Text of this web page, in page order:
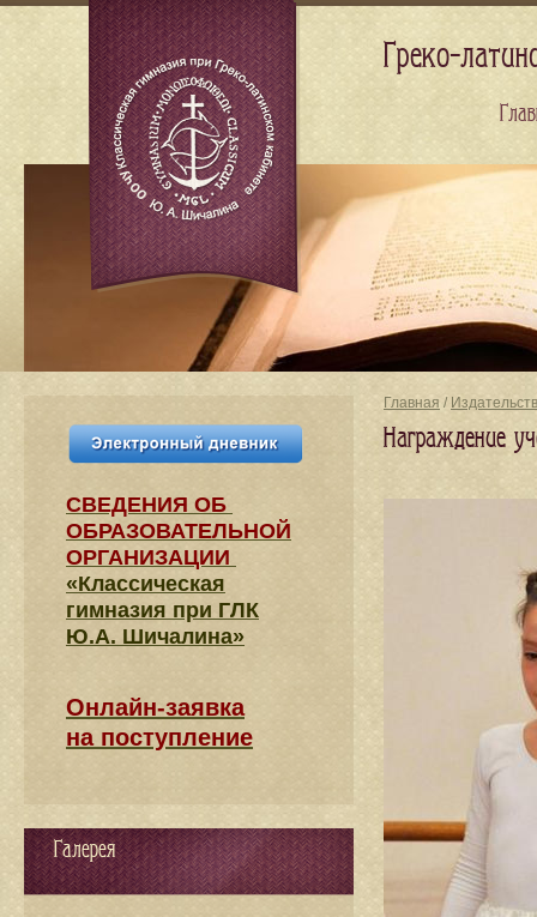
Главная /
Награждение
СВЕДЕНИЯ​ ОБ
ОБРАЗОВАТЕЛЬНОЙ
ОРГАНИЗАЦИИ
«Классическая
гимназия при ГЛК
Ю.А. Шичалина»
Онлайн-заявка
на поступление
Галерея
Греко-